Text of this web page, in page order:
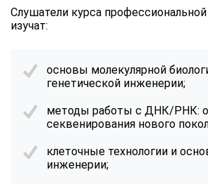
Слушатели курса
изучат:
основы молекулярной
генетической инженерии;
методы работы с ДНК/РНК:
секвенирования нового
клеточные технологии и
инженерии;